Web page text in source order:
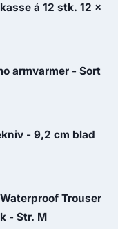
á 12 stk. 12 x
armvarmer - Sort
- 9,2 cm blad
Trouser
- Str. M